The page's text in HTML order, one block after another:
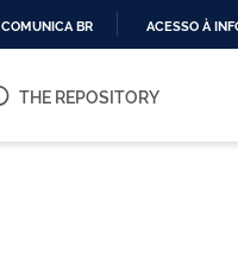
O
COMUNICA BR ACESSO À
THE REPOSITORY